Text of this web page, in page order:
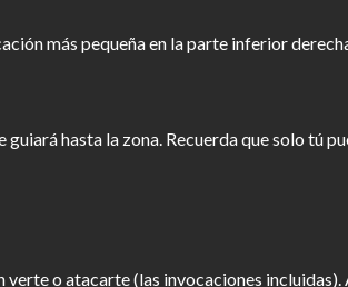
más pequeña en la parte inferior
hasta la zona. Recuerda que solo tú
o atacarte (las invocaciones